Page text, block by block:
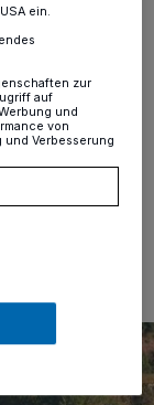
wurde
Da sich
Feuerwache
ein.
zur
auf
und
von
Verbesserung